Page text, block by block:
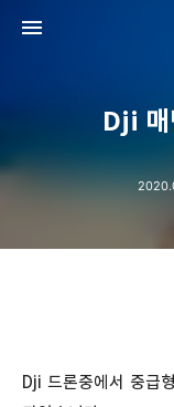
Dji 매
Dji 드론중에서 중급